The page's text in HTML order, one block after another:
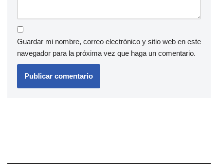
Guardar mi nombre, correo electrónico y sitio web en este
navegador para la próxima vez que haga un comentario.